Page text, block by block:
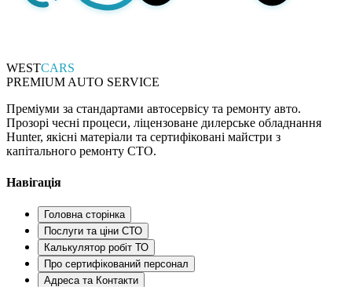
WESTCARS
PREMIUM AUTO SERVICE
Преміуми за стандартами автосервісу та ремонту авто.
Прозорі чесні процеси, ліцензоване дилерське обладнання
Hunter, якісні матеріали та сертифіковані майстри з
капітального ремонту СТО.
Навігація
Головна сторінка
Послуги та ціни СТО
Калькулятор робіт ТО
Про сертифікований персонал
Адреса та Контакти